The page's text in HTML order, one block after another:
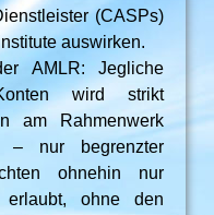
(CASPs)
auswirken.
AMLR: Jegliche
wird strikt
am Rahmenwerk
– nur begrenzter
ohnehin nur
erlaubt, ohne den